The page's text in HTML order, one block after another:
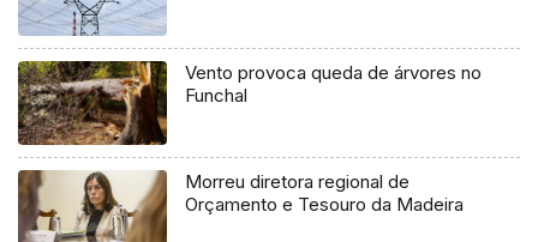
Vento provoca queda de árvores no
Funchal
Morreu diretora regional de
Orçamento e Tesouro da Madeira